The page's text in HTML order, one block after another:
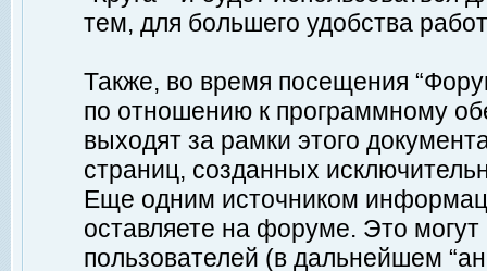
тем, для большего удобства
Также, во время посещения
по отношению к программному
выходят за рамки этого
страниц, созданных
Еще одним источником
оставляете на форуме. Это
пользователей (в дальнейшем